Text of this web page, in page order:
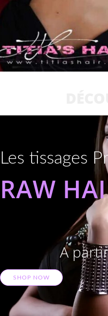
Les tissages
RAW
A
SHOP NOW